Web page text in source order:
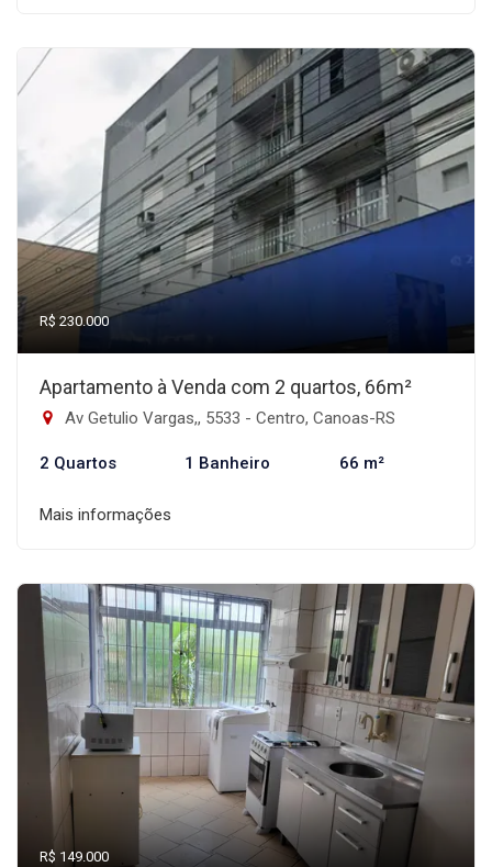
R$ 230.000
Apartamento à Venda com 2 quartos, 66m²
Av Getulio Vargas,, 5533 - Centro, Canoas-RS
2 Quartos 1 Banheiro 66 m²
Mais informações
R$ 149.000